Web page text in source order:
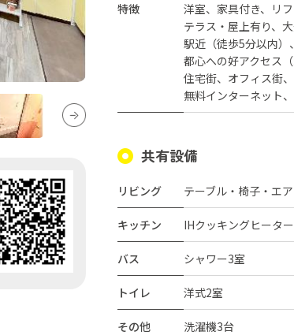
特徴 洋室 家具付き
リ
テラス・屋上有り
駅近（徒歩5分以内）
都心への好アクセス（
住宅街
オフィス街
無料インターネット
共有設備
リビング テーブル・椅子・エ
キッチン IHクッキングヒータ
バス シャワー3室
トイレ 洋式2室
その他
洗濯機3台